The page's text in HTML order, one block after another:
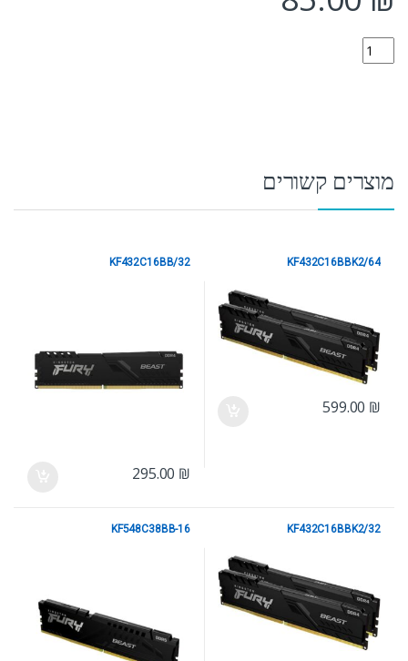
KF432C16BB/8 quantity
מוצרים קשורים
KF432C16BBK2/64
599.00 ₪
KF432C16BB/32
295.00 ₪
KF432C16BBK2/32
KF548C38BB-16